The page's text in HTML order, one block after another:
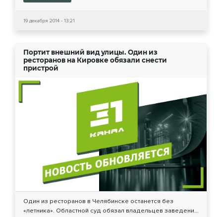
19 декабря 2014 - 13:21
Портит внешний вид улицы. Один из
ресторанов на Кировке обязали снести
пристрой
Один из ресторанов в Челябинске останется без
«летника». Областной суд обязал владельцев заведени...